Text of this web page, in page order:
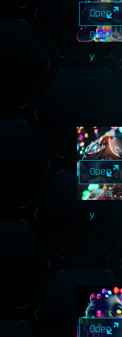
Open
Galler
y
Open
Galler
y
Open